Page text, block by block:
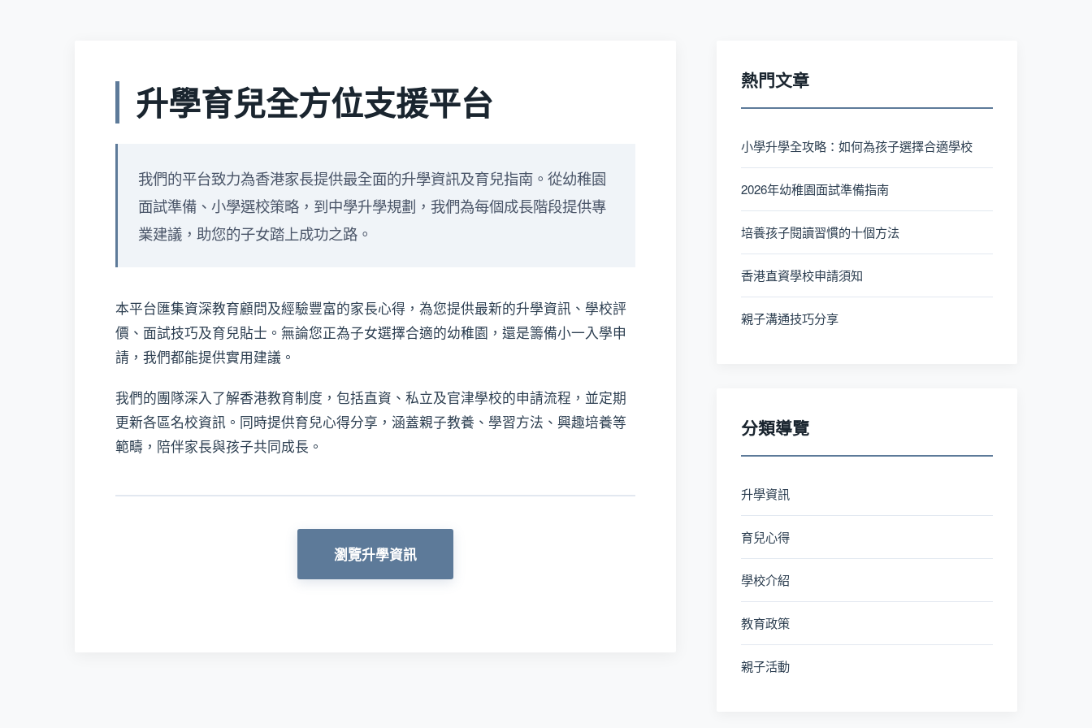
升學育兒全方位支援平台
我們的平台致力為香港家長提供最全面的升學資訊及育兒指南。從幼稚園
面試準備、小學選校策略，到中學升學規劃，我們為每個成長階段提供專
業建議，助您的子女踏上成功之路。
本平台匯集資深教育顧問及經驗豐富的家長心得，為您提供最新的升學資訊、學校評
價、面試技巧及育兒貼士。無論您正為子女選擇合適的幼稚園，還是籌備小一入學申
請，我們都能提供實用建議。
我們的團隊深入了解香港教育制度，包括直資、私立及官津學校的申請流程，並定期
更新各區名校資訊。同時提供育兒心得分享，涵蓋親子教養、學習方法、興趣培養等
範疇，陪伴家長與孩子共同成長。
瀏覽升學資訊
熱門文章
小學升學全攻略：如何為孩子選擇合適學校
2026年幼稚園面試準備指南
培養孩子閱讀習慣的十個方法
香港直資學校申請須知
親子溝通技巧分享
分類導覽
升學資訊
育兒心得
學校介紹
教育政策
親子活動